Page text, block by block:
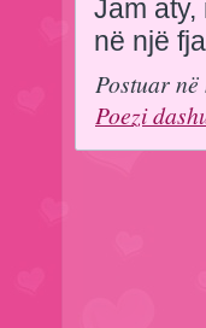
Jam aty,
në një
Postuar
Poezi